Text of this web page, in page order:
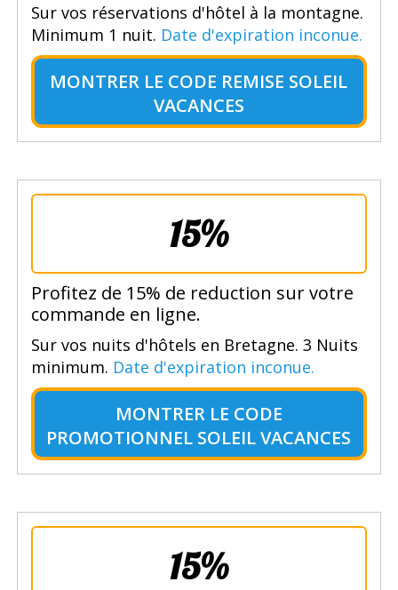
Sur vos réservations d'hôtel à la montagne.
Minimum 1 nuit. Date d'expiration inconue.
MONTRER LE CODE REMISE SOLEIL
VACANCES
15%
Profitez de 15% de reduction sur votre
commande en ligne.
Sur vos nuits d'hôtels en Bretagne. 3 Nuits
minimum. Date d'expiration inconue.
MONTRER LE CODE
PROMOTIONNEL SOLEIL VACANCES
15%